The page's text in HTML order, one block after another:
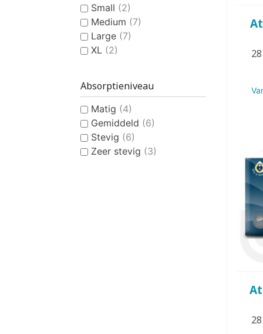
Small (2)
Medium (7)
Large (7)
XL (2)
Absorptieniveau
Matig (4)
Gemiddeld (6)
Stevig (6)
Zeer stevig (3)